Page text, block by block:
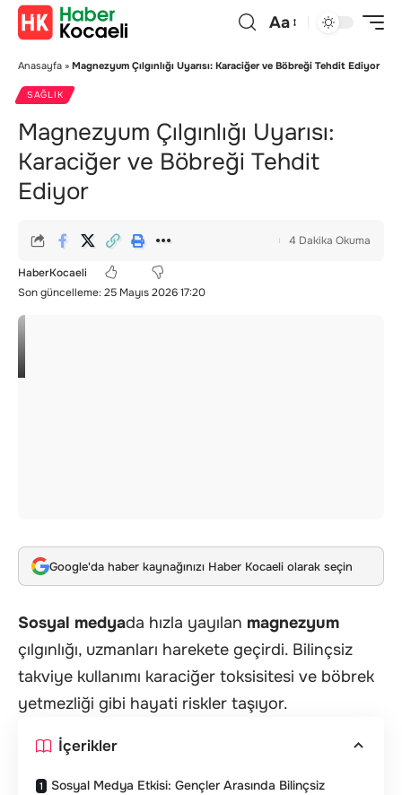
Aa
Anasayfa » Magnezyum Çılgınlığı Uyarısı: Karaciğer ve Böbreği Tehdit Ediyor
SAĞLIK
Magnezyum Çılgınlığı Uyarısı:
Karaciğer ve Böbreği Tehdit
Ediyor
Son güncelleme: 25 Mayıs 2026 17:20
HaberKocaeli
4 Dakika Okuma
Google'da haber kaynağınızı Haber Kocaeli olarak seçin
Sosyal medyada hızla yayılan magnezyum
çılgınlığı, uzmanları harekete geçirdi. Bilinçsiz
takviye kullanımı karaciğer toksisitesi ve böbrek
yetmezliği gibi hayati riskler taşıyor.
İçerikler
Sosyal Medya Etkisi: Gençler Arasında Bilinçsiz